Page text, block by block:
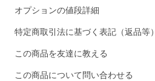
オプションの値段詳細
特定商取引法に基づく表記（返品等）
この商品を友達に教える
この商品について問い合わせる